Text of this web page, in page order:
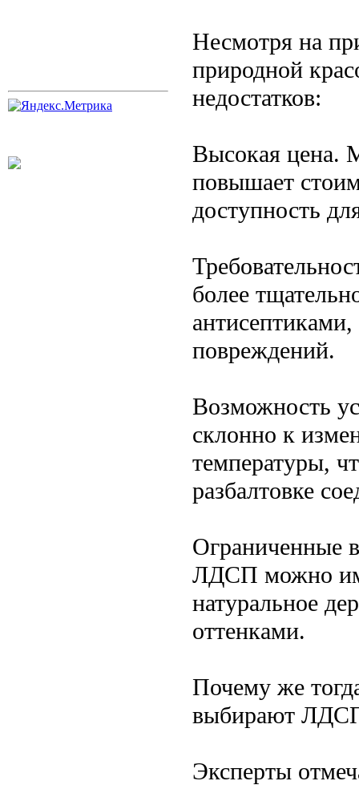
Несмотря на
природной
недостатков:
Высокая цена.
повышает
доступность
более
повреждений.
Возможность
склонно к
температуры,
разбалтовке
Ограниченные
ЛДСП можно
натуральное
оттенками.
Почему же
выбирают
Эксперты